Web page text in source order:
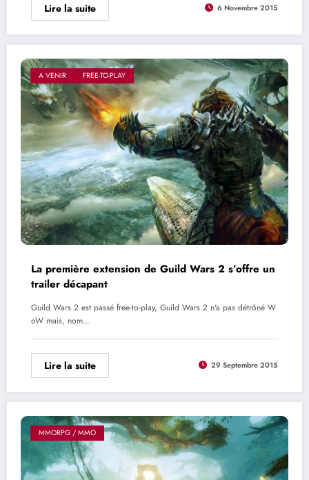
Lire la suite 6 Novembre 2015
A VENIR FREE-TO-PLAY
La première extension de Guild Wars 2 s’offre un
trailer décapant
Guild Wars 2 est passé free-to-play, Guild Wars 2 n'a pas détrôné W
oW mais, nom…
Lire la suite 29 Septembre 2015
MMORPG / MMO